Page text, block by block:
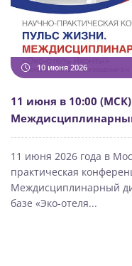
10 июня 2026
11 июня в 10:00
11 июня 2026 года в
практическая
Междисциплинарный
базе «Эко-отеля...